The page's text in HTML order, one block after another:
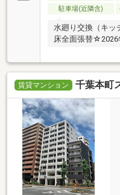
駐車場(近隣含)
水廻り交換（キッ
床全面張替
賃貸マンション 千葉本町